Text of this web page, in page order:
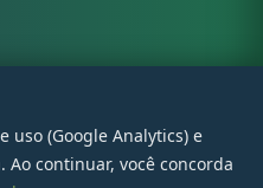
uso (Google Analytics) e
continuar, você concorda